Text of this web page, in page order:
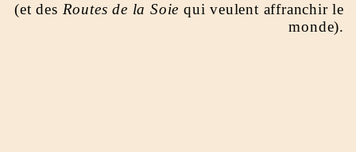
(et des Routes de la Soie qui veulent affranchir le
monde).